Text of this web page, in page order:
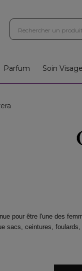
Parfum Soin Visage
pour être l'une des
sacs, ceintures,